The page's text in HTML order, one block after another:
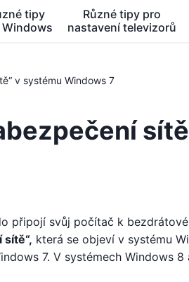
tipy
Windows
Různé tipy pro
nastavení televizorů
v systému Windows 7
připojí svůj počítač k
sítě“, která se objeví v systému
7. V systémech Windows 8